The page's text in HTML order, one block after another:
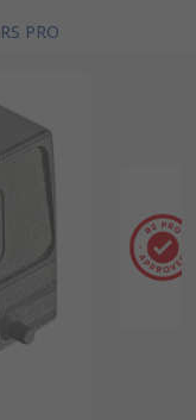
RS PRO